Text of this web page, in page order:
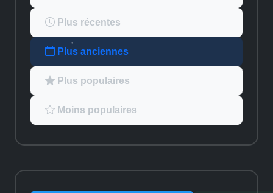
Plus récentes
Plus anciennes
Plus populaires
Moins populaires